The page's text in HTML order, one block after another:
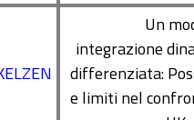
Un
integrazione
differenziata:
e limiti nel